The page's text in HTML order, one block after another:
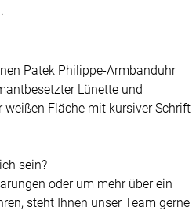
sein?
oder um mehr über ein
steht Ihnen unser Team gerne